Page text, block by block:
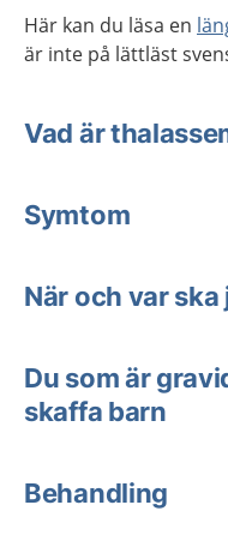
Här kan du läsa en
är inte på lättläst
Vad är
Symtom
När och var
Du som är
skaffa barn
Behandling